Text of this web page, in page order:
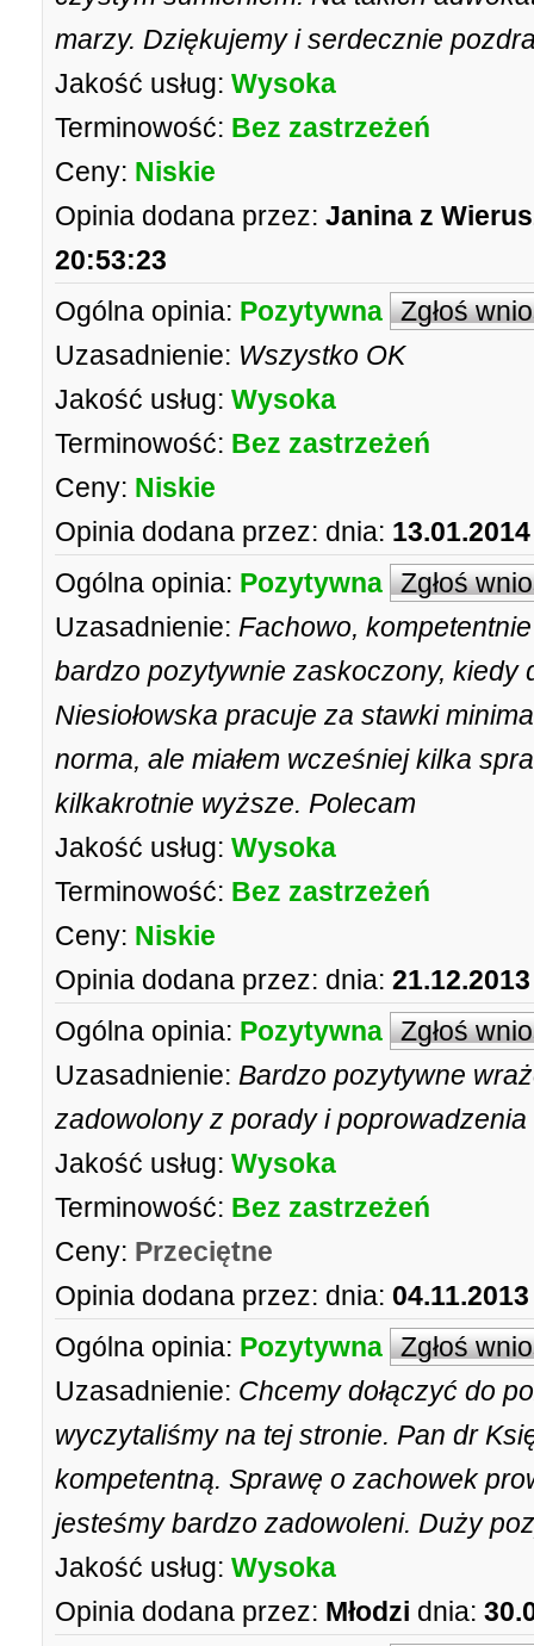
marzy. Dziękujemy i serdecznie
Jakość usług: Wysoka
Terminowość: Bez zastrzeżeń
Ceny: Niskie
Opinia dodana przez: Janina z
20:53:23
Ogólna opinia: Pozytywna Zgłoś
Uzasadnienie: Wszystko OK
Jakość usług: Wysoka
Terminowość: Bez zastrzeżeń
Ceny: Niskie
Opinia dodana przez: dnia:
Ogólna opinia: Pozytywna Zgłoś
Uzasadnienie: Fachowo,
bardzo pozytywnie zaskoczony, kiedy
Niesiołowska pracuje za stawki
norma, ale miałem wcześniej kilka
kilkakrotnie wyższe. Polecam
Jakość usług: Wysoka
Terminowość: Bez zastrzeżeń
Ceny: Niskie
Opinia dodana przez: dnia:
Ogólna opinia: Pozytywna Zgłoś
Uzasadnienie: Bardzo pozytywne
zadowolony z porady i poprowadzenia
Jakość usług: Wysoka
Terminowość: Bez zastrzeżeń
Ceny: Przeciętne
Opinia dodana przez: dnia:
Ogólna opinia: Pozytywna Zgłoś
Uzasadnienie: Chcemy dołączyć do
wyczytaliśmy na tej stronie. Pan dr
kompetentną. Sprawę o zachowek
jesteśmy bardzo zadowoleni. Duży
Jakość usług: Wysoka
Opinia dodana przez: Młodzi dnia: